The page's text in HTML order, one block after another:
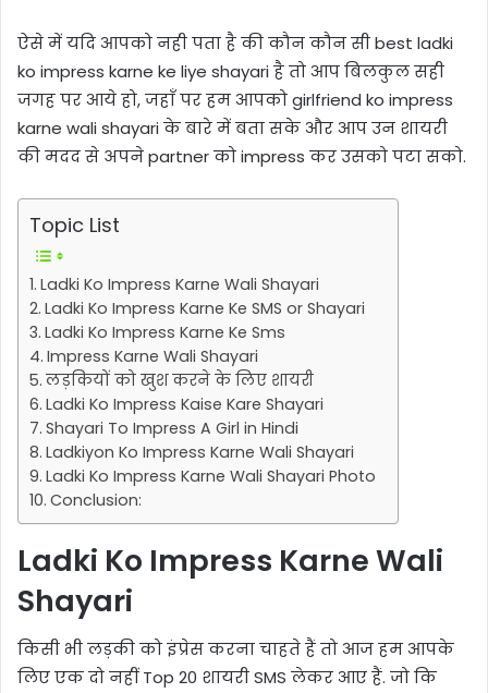
ऐसे में यदि आपको नही पता है की कौन कौन सी best ladki
ko impress karne ke liye shayari है तो आप बिलकुल सही
जगह पर आये हो, जहाँ पर हम आपको girlfriend ko impress
karne wali shayari के बारे में बता सके और आप उन शायरी
की मदद से अपने partner को impress कर उसको पटा सको.
Topic List
Ladki Ko Impress Karne Wali Shayari
Ladki Ko Impress Karne Ke SMS or Shayari
Ladki Ko Impress Karne Ke Sms
Impress Karne Wali Shayari
लड़कियों को खुश करने के लिए शायरी
Ladki Ko Impress Kaise Kare Shayari
Shayari To Impress A Girl in Hindi
Ladkiyon Ko Impress Karne Wali Shayari
Ladki Ko Impress Karne Wali Shayari Photo
Conclusion:
Ladki Ko Impress Karne Wali
Shayari
किसी भी लड़की को इंप्रेस करना चाहते हैं तो आज हम आपके
लिए एक दो नहीं Top 20 शायरी SMS लेकर आए हैं. जो कि